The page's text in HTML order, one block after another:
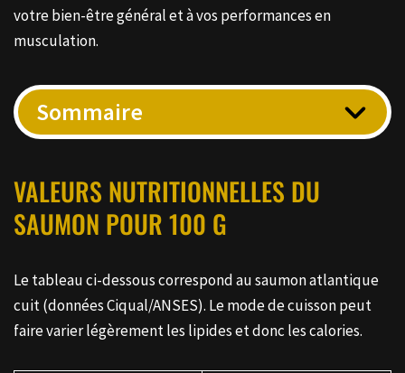
votre bien-être général et à vos performances en
musculation.
Sommaire
VALEURS NUTRITIONNELLES DU
SAUMON POUR 100 G
Le tableau ci-dessous correspond au saumon atlantique
cuit (données Ciqual/ANSES). Le mode de cuisson peut
faire varier légèrement les lipides et donc les calories.